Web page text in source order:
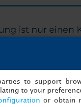
ist nur einen
to support
to your
or obtain